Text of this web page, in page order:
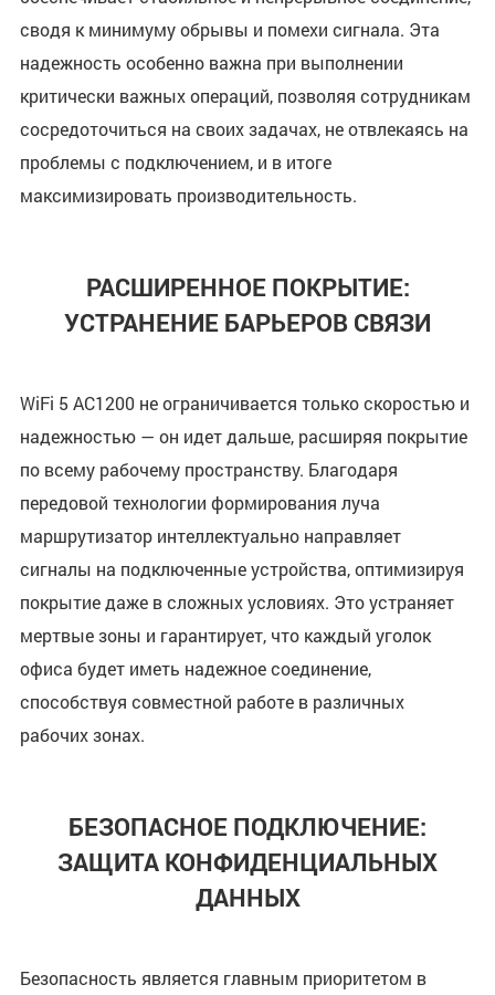
сводя к минимуму обрывы и помехи сигнала. Эта
надежность особенно важна при выполнении
критически важных операций, позволяя сотрудникам
сосредоточиться на своих задачах, не отвлекаясь на
проблемы с подключением, и в итоге
максимизировать производительность.
РАСШИРЕННОЕ ПОКРЫТИЕ:
УСТРАНЕНИЕ БАРЬЕРОВ СВЯЗИ
WiFi 5 AC1200 не ограничивается только скоростью и
надежностью — он идет дальше, расширяя покрытие
по всему рабочему пространству. Благодаря
передовой технологии формирования луча
маршрутизатор интеллектуально направляет
сигналы на подключенные устройства, оптимизируя
покрытие даже в сложных условиях. Это устраняет
мертвые зоны и гарантирует, что каждый уголок
офиса будет иметь надежное соединение,
способствуя совместной работе в различных
рабочих зонах.
БЕЗОПАСНОЕ ПОДКЛЮЧЕНИЕ:
ЗАЩИТА КОНФИДЕНЦИАЛЬНЫХ
ДАННЫХ
Безопасность является главным приоритетом в